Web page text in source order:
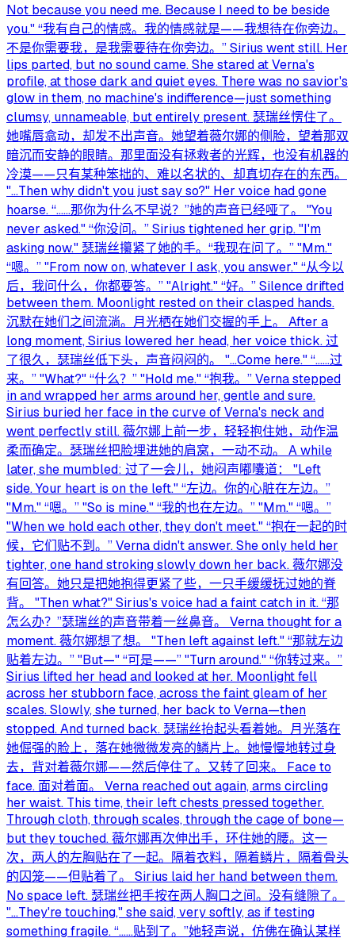
Not because you need me. Because I need to be beside
you." “我有自己的情感。我的情感就是——我想待在你旁边。
不是你需要我，是我需要待在你旁边。” Sirius went still. Her
lips parted, but no sound came. She stared at Verna's
profile, at those dark and quiet eyes. There was no savior's
glow in them, no machine's indifference—just something
clumsy, unnameable, but entirely present. 瑟瑞丝愣住了。
她嘴唇翕动，却发不出声音。她望着薇尔娜的侧脸，望着那双
暗沉而安静的眼睛。那里面没有拯救者的光辉，也没有机器的
冷漠——只有某种笨拙的、难以名状的、却真切存在的东西。
"…Then why didn't you just say so?" Her voice had gone
hoarse. “……那你为什么不早说？”她的声音已经哑了。 "You
never asked." “你没问。” Sirius tightened her grip. "I'm
asking now." 瑟瑞丝攥紧了她的手。“我现在问了。” "Mm."
“嗯。” "From now on, whatever I ask, you answer." “从今以
后，我问什么，你都要答。” "Alright." “好。” Silence drifted
between them. Moonlight rested on their clasped hands.
沉默在她们之间流淌。月光栖在她们交握的手上。 After a
long moment, Sirius lowered her head, her voice thick. 过
了很久，瑟瑞丝低下头，声音闷闷的。 "…Come here." “……过
来。” "What?" “什么？” "Hold me." “抱我。” Verna stepped
in and wrapped her arms around her, gentle and sure.
Sirius buried her face in the curve of Verna's neck and
went perfectly still. 薇尔娜上前一步，轻轻抱住她，动作温
柔而确定。瑟瑞丝把脸埋进她的肩窝，一动不动。 A while
later, she mumbled: 过了一会儿，她闷声嘟囔道： "Left
side. Your heart is on the left." “左边。你的心脏在左边。”
"Mm." “嗯。” "So is mine." “我的也在左边。” "Mm." “嗯。”
"When we hold each other, they don't meet." “抱在一起的时
候，它们贴不到。” Verna didn't answer. She only held her
tighter, one hand stroking slowly down her back. 薇尔娜没
有回答。她只是把她抱得更紧了些，一只手缓缓抚过她的脊
背。 "Then what?" Sirius's voice had a faint catch in it. “那
怎么办？”瑟瑞丝的声音带着一丝鼻音。 Verna thought for a
moment. 薇尔娜想了想。 "Then left against left." “那就左边
贴着左边。” "But—" “可是——” "Turn around." “你转过来。”
Sirius lifted her head and looked at her. Moonlight fell
across her stubborn face, across the faint gleam of her
scales. Slowly, she turned, her back to Verna—then
stopped. And turned back. 瑟瑞丝抬起头看着她。月光落在
她倔强的脸上，落在她微微发亮的鳞片上。她慢慢地转过身
去，背对着薇尔娜——然后停住了。又转了回来。 Face to
face. 面对着面。 Verna reached out again, arms circling
her waist. This time, their left chests pressed together.
Through cloth, through scales, through the cage of bone—
but they touched. 薇尔娜再次伸出手，环住她的腰。这一
次，两人的左胸贴在了一起。隔着衣料，隔着鳞片，隔着骨头
的囚笼——但贴着了。 Sirius laid her hand between them.
No space left. 瑟瑞丝把手按在两人胸口之间。没有缝隙了。
"…They're touching," she said, very softly, as if testing
something fragile. “……贴到了。”她轻声说，仿佛在确认某样